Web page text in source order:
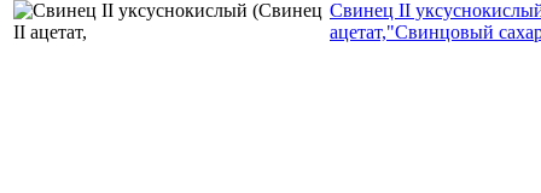
Свинец II
ацетат,"Свинцовый